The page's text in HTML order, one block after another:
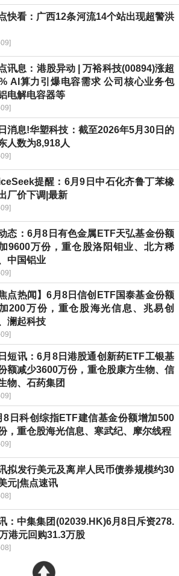
快看：广西12条河流14个站出现超警洪
讯息：港股异动 | 万裕科技(00894)涨超
AI算力引爆电容需求 公司核心业务包
电解电容器等
消息!华塑科技：截至2026年5月30日的
人数为8,918人
提醒：6月9日中石化齐鲁丁苯橡
厂价下调|最新
态：6月8日有色金属ETF天弘基金份额
9600万份，重仓股洛阳钼业、北方稀
中国铝业
焦点热闻】6月8日信创ETF国泰基金份额
200万份，重仓股海光信息、兆易创
澜起科技
短讯：6月8日港股通创新药ETF工银基
额减少3600万份，重仓股康方生物、信
物、石药集团
8日科创综指ETF建信基金份额增加500
，重仓股海光信息、寒武纪、摩尔线程
拟发行美元及离岸人民币债券规模约30
元|焦点速讯
：中集集团(02039.HK)6月8日斥资278.
港元回购31.3万股